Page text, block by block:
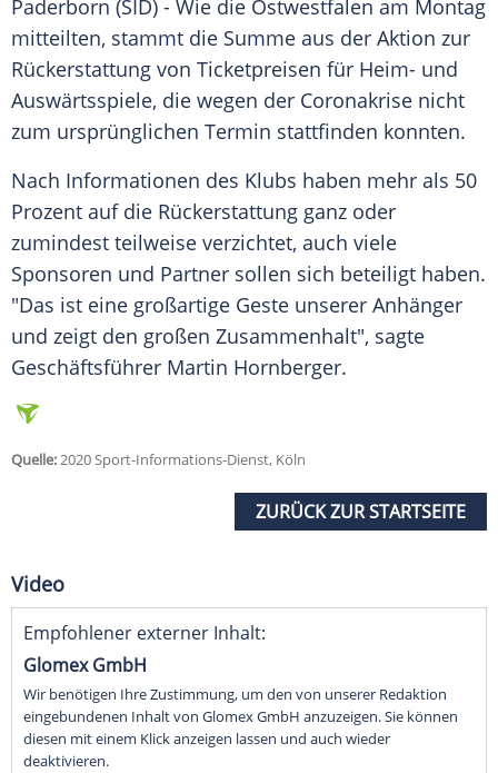
Paderborn (SID) - Wie die Ostwestfalen am Montag
mitteilten, stammt die Summe aus der Aktion zur
Rückerstattung von Ticketpreisen für Heim- und
Auswärtsspiele, die wegen der Coronakrise nicht
zum ursprünglichen Termin stattfinden konnten.
Nach Informationen des Klubs haben mehr als 50
Prozent auf die Rückerstattung ganz oder
zumindest teilweise verzichtet, auch viele
Sponsoren und Partner sollen sich beteiligt haben.
"Das ist eine großartige Geste unserer Anhänger
und zeigt den großen Zusammenhalt", sagte
Geschäftsführer Martin Hornberger.
Quelle:2020 Sport-Informations-Dienst, Köln
ZURÜCK ZUR STARTSEITE
Video
Empfohlener externer Inhalt:
Glomex GmbH
Wir benötigen Ihre Zustimmung, um den von unserer Redaktion
eingebundenen Inhalt von Glomex GmbH anzuzeigen. Sie können
diesen mit einem Klick anzeigen lassen und auch wieder
deaktivieren.